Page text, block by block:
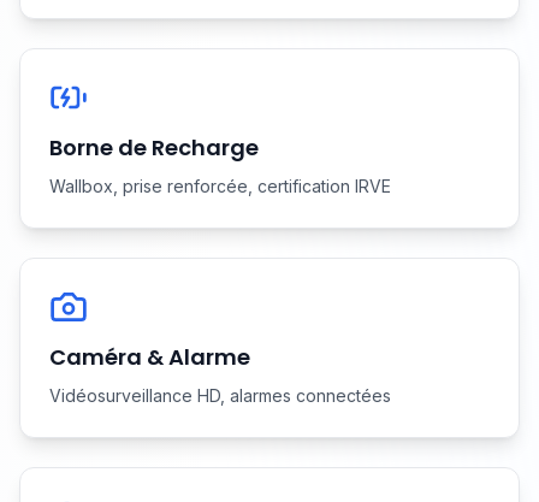
Borne de Recharge
Wallbox, prise renforcée, certification IRVE
Caméra & Alarme
Vidéosurveillance HD, alarmes connectées